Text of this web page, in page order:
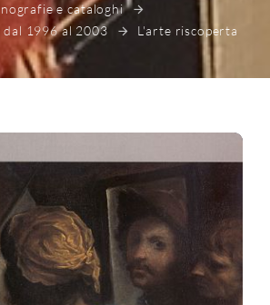
e cataloghi
1996 al 2003
L'arte riscoperta